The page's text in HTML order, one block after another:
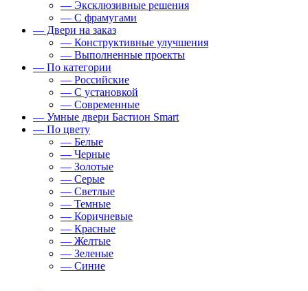
— Эксклюзивные решения
— С фрамугами
— Двери на заказ
— Конструктивные улучшения
— Выполненные проекты
— По категории
— Российские
— С установкой
— Современные
— Умные двери Бастион Smart
— По цвету
— Белые
— Черные
— Золотые
— Серые
— Светлые
— Темные
— Коричневые
— Красные
— Желтые
— Зеленые
— Синие